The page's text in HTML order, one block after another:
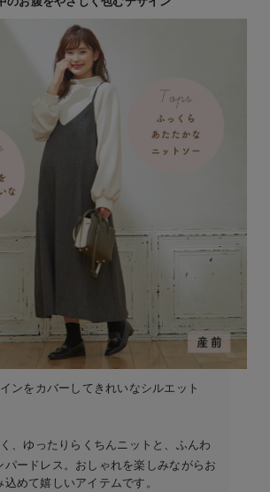
ンをカバーしてきれいなシルエット
、ゆったりらくちんニットと、ふんわ
パードレス。おしゃれを楽しみながらお
めて嬉しいアイテムです。